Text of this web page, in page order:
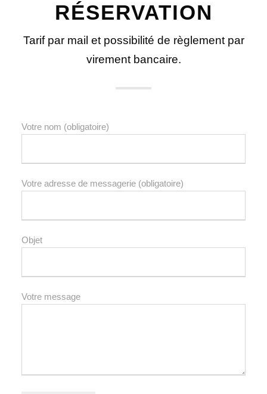
RÉSERVATION
Tarif par mail et possibilité de règlement par
virement bancaire.
Votre nom (obligatoire)
Votre adresse de messagerie (obligatoire)
Objet
Votre message